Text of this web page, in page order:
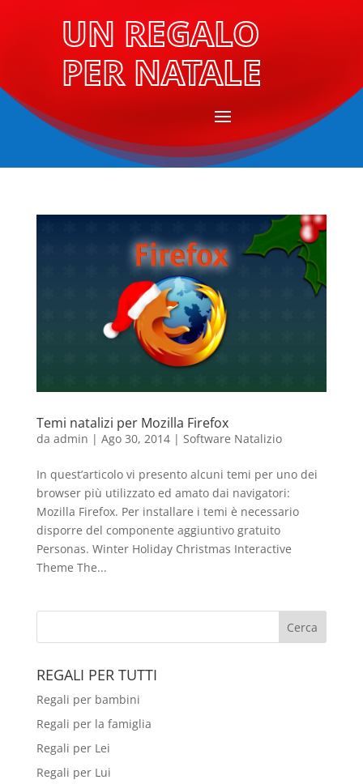
UN REGALO
PER NATALE
Temi natalizi per Mozilla Firefox
da admin | Ago 30, 2014| Software Natalizio
In quest’articolo vi presento alcuni temi per uno dei
browser più utilizzato ed amato dai navigatori:
Mozilla Firefox. Per installare i temi è necessario
disporre del componente aggiuntivo gratuito
Personas. Winter Holiday Christmas Interactive
Theme The...
REGALI PER TUTTI
Regali per bambini
Regali per la famiglia
Regali per Lei
Regali per Lui